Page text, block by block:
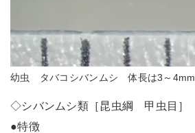
幼虫 タバコシバンムシ 体長は3～4mm
◇シバンムシ類［昆虫綱 甲虫目］
●特徴